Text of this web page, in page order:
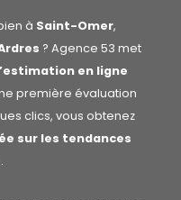
à Saint-Omer,
? Agence 53 met
en ligne
première évaluation
clics, vous obtenez
sur les tendances
.